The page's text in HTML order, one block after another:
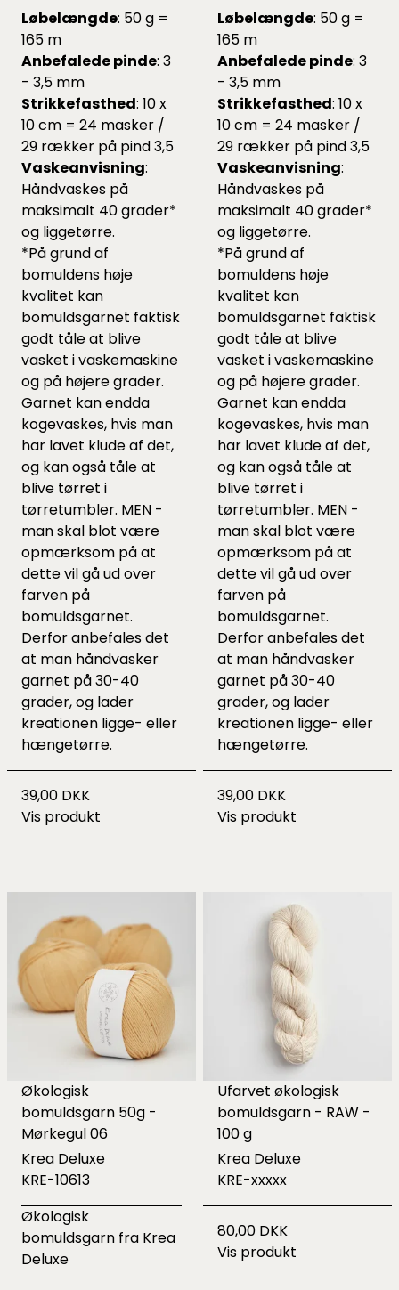
Løbelængde: 50 g =
165 m
Anbefalede pinde: 3
- 3,5 mm
Strikkefasthed: 10 x
10 cm = 24 masker /
29 rækker på pind 3,5
Vaskeanvisning:
Håndvaskes på
maksimalt 40 grader*
og liggetørre.
*På grund af
bomuldens høje
kvalitet kan
bomuldsgarnet faktisk
godt tåle at blive
vasket i vaskemaskine
og på højere grader.
Garnet kan endda
kogevaskes, hvis man
har lavet klude af det,
og kan også tåle at
blive tørret i
tørretumbler. MEN -
man skal blot være
opmærksom på at
dette vil gå ud over
farven på
bomuldsgarnet.
Derfor anbefales det
at man håndvasker
garnet på 30-40
grader, og lader
kreationen ligge- eller
hængetørre.
39,00 DKK
Vis produkt
Løbelængde: 50 g =
165 m
Anbefalede pinde: 3
- 3,5 mm
Strikkefasthed: 10 x
10 cm = 24 masker /
29 rækker på pind 3,5
Vaskeanvisning:
Håndvaskes på
maksimalt 40 grader*
og liggetørre.
*På grund af
bomuldens høje
kvalitet kan
bomuldsgarnet faktisk
godt tåle at blive
vasket i vaskemaskine
og på højere grader.
Garnet kan endda
kogevaskes, hvis man
har lavet klude af det,
og kan også tåle at
blive tørret i
tørretumbler. MEN -
man skal blot være
opmærksom på at
dette vil gå ud over
farven på
bomuldsgarnet.
Derfor anbefales det
at man håndvasker
garnet på 30-40
grader, og lader
kreationen ligge- eller
hængetørre.
39,00 DKK
Vis produkt
Økologisk
bomuldsgarn 50g -
Mørkegul 06
Krea Deluxe
KRE-10613
Økologisk
bomuldsgarn fra Krea
Deluxe
Ufarvet økologisk
bomuldsgarn - RAW -
100 g
Krea Deluxe
KRE-xxxxx
80,00 DKK
Vis produkt